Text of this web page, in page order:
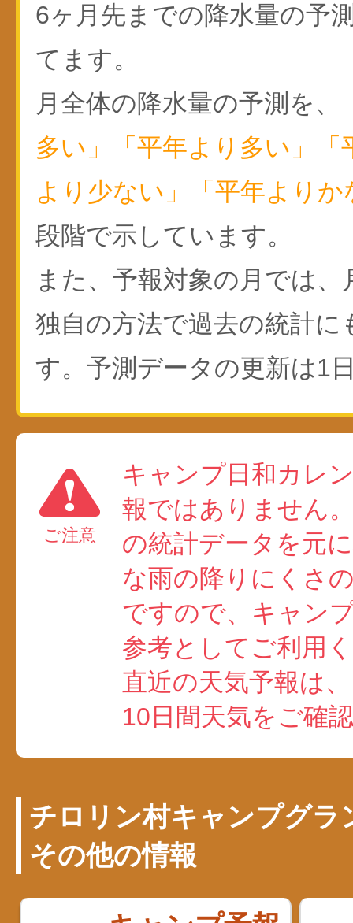
6ヶ月先までの降水量の予
てます。
月全体の降水量の予測を、
多い」「平年より多い」「
より少ない」「平年より
段階で示しています。
また、予報対象の月では
独自の方法で過去の統計に
す。予測データの更新は1
ご注意
キャンプ日和カレ
報ではありません
の統計データを元
な雨の降りにくさ
ですので、キャン
参考としてご利用
直近の天気予報は
10日間天気をご確
チロリン村キャンプグラ
その他の情報